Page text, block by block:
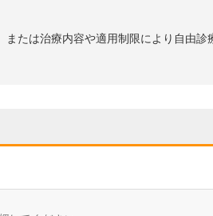
または治療内容や適用制限により自由診